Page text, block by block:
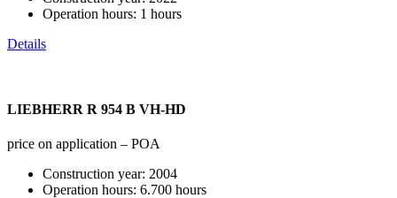
Operation hours: 1 hours
Details
LIEBHERR R 954 B VH-HD
price on application – POA
Construction year: 2004
Operation hours: 6.700 hours